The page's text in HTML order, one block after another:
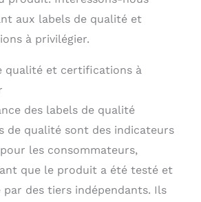
aux labels de qualité et
à privilégier.
qualité et certifications à
des labels de qualité
de qualité sont des indicateurs
les consommateurs,
que le produit a été testé et
par des tiers indépendants. Ils